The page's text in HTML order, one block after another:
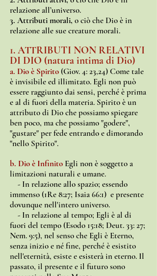
relazione all’universo.
3. Attributi morali, o ciò che Dio è in
relazione alle sue creature morali.
1. ATTRIBUTI NON RELATIVI
DI DIO (natura intima di Dio)
a. Dio è Spirito(Giov. 4: 23,24) Come tale
è invisibile ed illimitato. Egli non può
essere raggiunto dai sensi, perché è prima
e al di fuori della materia. Spirito è un
attributo di Dio che possiamo spiegare
ben poco, ma che possiamo "godere",
"gustare" per fede entrando e dimorando
"nello Spirito".
b. Dio è Infinito Egli non è soggetto a
limitazioni naturali e umane.
- In relazione allo spazio; essendo
immenso (1Re 8:27; Isaia 66:1) e presente
dovunque nell'intero universo.
- In relazione al tempo; Egli è al di
fuori del tempo (Esodo 15:18; Deut. 33: 27;
Nem. 9:5), nel senso che Egli è Eterno,
senza inizio e né fine, perché è esistito
nell'eternità, esiste e esisterà in eterno. Il
passato, il presente e il futuro sono